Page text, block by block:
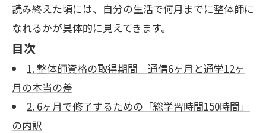
読み終えた頃には、自分の生活で何月までに整体師に
なれるかが具体的に見えてきます。
目次
1. 整体師資格の取得期間｜通信6ヶ月と通学12ヶ
月の本当の差
2. 6ヶ月で修了するための「総学習時間150時間」
の内訳